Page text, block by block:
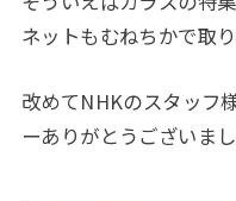
ネットもむねちかで取
改めてNHKのスタッフ
ーありがとうございまし